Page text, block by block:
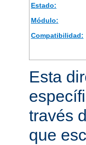
Estado:
Módulo:
Compatibilidad:
Esta
través
que